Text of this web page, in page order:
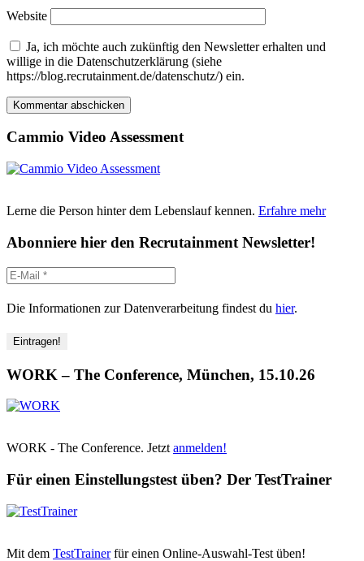
Website
Ja, ich möchte auch zukünftig den Newsletter erhalten und
willige in die Datenschutzerklärung (siehe
https://blog.recrutainment.de/datenschutz/) ein.
Cammio Video Assessment
Lerne die Person hinter dem Lebenslauf kennen. Erfahre mehr
Abonniere hier den Recrutainment Newsletter!
Die Informationen zur Datenverarbeitung findest du hier.
WORK – The Conference, München, 15.10.26
WORK - The Conference. Jetzt anmelden!
Für einen Einstellungstest üben? Der TestTrainer
Mit dem TestTrainerfür einen Online-Auswahl-Test üben!